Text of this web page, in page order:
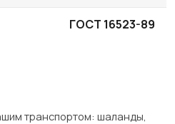
ГОСТ 16523-89
транспортом: шаланды,